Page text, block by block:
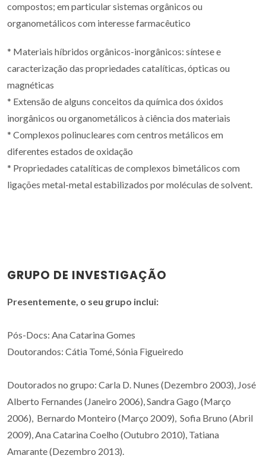
compostos; em particular sistemas orgânicos ou
organometálicos com interesse farmacêutico
* Materiais híbridos orgânicos-inorgânicos: síntese e
caracterização das propriedades catalíticas, ópticas ou
magnéticas
* Extensão de alguns conceitos da química dos óxidos
inorgânicos ou organometálicos à ciência dos materiais
* Complexos polinucleares com centros metálicos em
diferentes estados de oxidação
* Propriedades catalíticas de complexos bimetálicos com
ligações metal-metal estabilizados por moléculas de solvent.
GRUPO DE INVESTIGAÇÃO
Presentemente, o seu grupo inclui:
Pós-Docs: Ana Catarina Gomes
Doutorandos: Cátia Tomé, Sónia Figueiredo
Doutorados no grupo: Carla D. Nunes (Dezembro 2003), José
Alberto Fernandes (Janeiro 2006), Sandra Gago (Março
2006), Bernardo Monteiro (Março 2009), Sofia Bruno (Abril
2009), Ana Catarina Coelho (Outubro 2010), Tatiana
Amarante (Dezembro 2013).